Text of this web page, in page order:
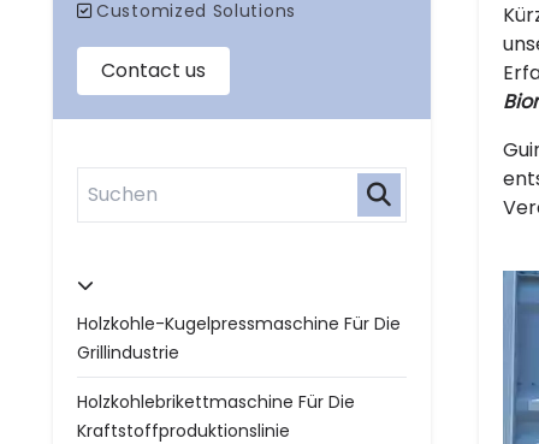
Holzkohle-Kugelpressmaschine Für Die
Grillindustrie
Holzkohlebrikettmaschine Für Die
Kraftstoffproduktionslinie